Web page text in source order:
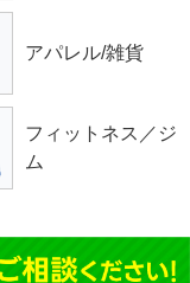
アパレル/雑貨
フィットネス／ジ
ム